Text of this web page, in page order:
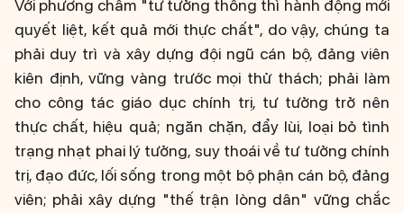
Với phương châm "tư tưởng thông thì hành động mới
quyết liệt, kết quả mới thực chất", do vậy, chúng ta
phải duy trì và xây dựng đội ngũ cán bộ, đảng viên
kiên định, vững vàng trước mọi thử thách; phải làm
cho công tác giáo dục chính trị, tư tưởng trở nên
thực chất, hiệu quả; ngăn chặn, đẩy lùi, loại bỏ tình
trạng nhạt phai lý tưởng, suy thoái về tư tưởng chính
trị, đạo đức, lối sống trong một bộ phận cán bộ, đảng
viên; phải xây dựng "thế trận lòng dân" vững chắc